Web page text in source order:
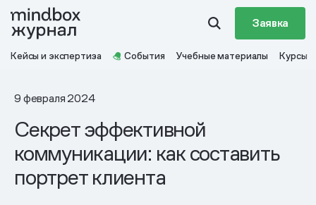
Заявка
Кейсы и экспертиза События Учебные материалы Курсы
9 февраля 2024
Секрет эффективной
коммуникации: как составить
портрет клиента